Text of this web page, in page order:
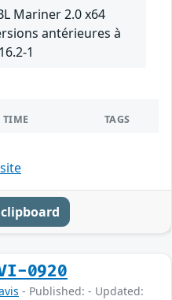
Mariner 2.0 x64
antérieures à
1
TIME TAGS
clipboard
0920
- Published: - Updated: